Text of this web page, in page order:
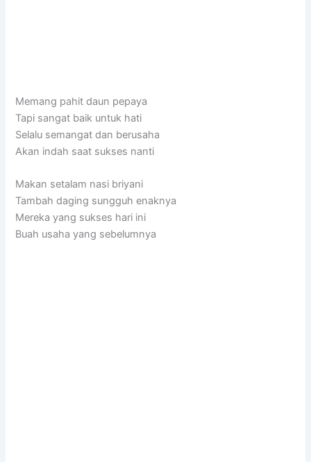
Memang pahit daun pepaya
Tapi sangat baik untuk hati
Selalu semangat dan berusaha
Akan indah saat sukses nanti
Makan setalam nasi briyani
Tambah daging sungguh enaknya
Mereka yang sukses hari ini
Buah usaha yang sebelumnya